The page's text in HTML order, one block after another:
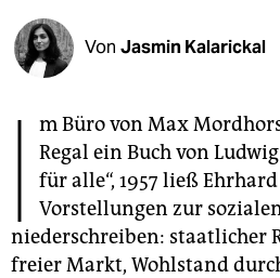
fragen & hilfe
unterstützen
genossenschaft
epaper login
Von Jasmin Kalarickal
I
m Büro von Max
Regal ein Buch von
für alle“, 1957 ließ
Vorstellungen zur
niederschreiben: staatlicher
freier Markt, Wohlstand